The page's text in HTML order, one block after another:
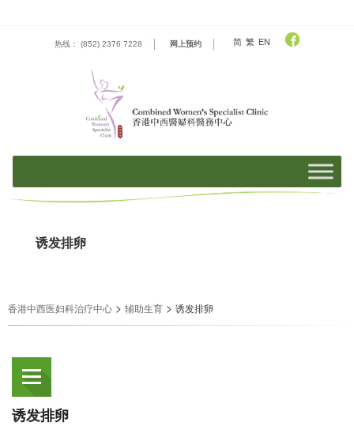
热线： (852) 2376 7228 网上预约 简 繁 EN
诱发排卵
香港中西医妇科治疗中心 > 辅助生育 > 诱发排卵
诱发排卵